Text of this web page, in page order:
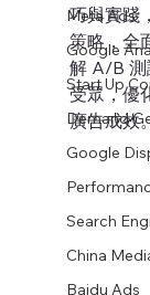
Meta Ads
Google
Start Up
Demand
Google
Search
China
Baidu Ads
巧與實踐
策略，全
解 A/B 測
受眾，優
廣告成效